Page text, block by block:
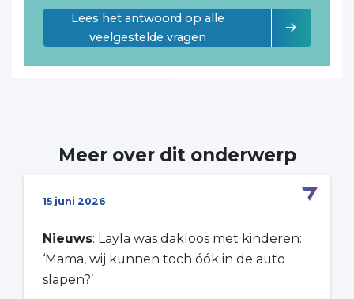
Lees het antwoord op alle
veelgestelde vragen
Meer over dit onderwerp
15 juni 2026
Nieuws: Layla was dakloos met kinderen:
‘Mama, wij kunnen toch óók in de auto
slapen?’